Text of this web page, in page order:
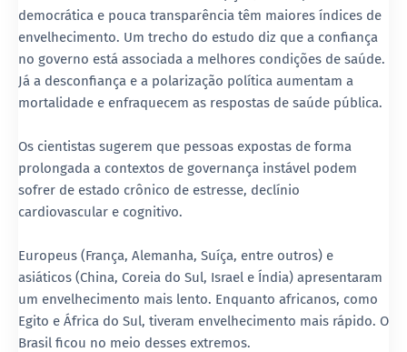
democrática e pouca transparência têm maiores índices de
envelhecimento. Um trecho do estudo diz que a confiança
no governo está associada a melhores condições de saúde.
Já a desconfiança e a polarização política aumentam a
mortalidade e enfraquecem as respostas de saúde pública.
Os cientistas sugerem que pessoas expostas de forma
prolongada a contextos de governança instável podem
sofrer de estado crônico de estresse, declínio
cardiovascular e cognitivo.
Europeus (França, Alemanha, Suíça, entre outros) e
asiáticos (China, Coreia do Sul, Israel e Índia) apresentaram
um envelhecimento mais lento. Enquanto africanos, como
Egito e África do Sul, tiveram envelhecimento mais rápido. O
Brasil ficou no meio desses extremos.